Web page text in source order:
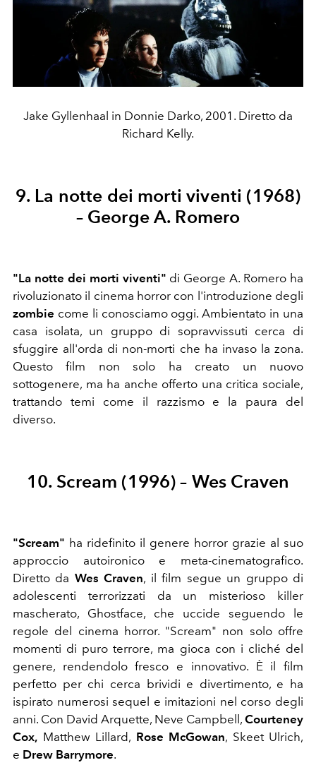
Jake Gyllenhaal in Donnie Darko, 2001. Diretto da
Richard Kelly.
9. La notte dei morti viventi (1968)
– George A. Romero
"La notte dei morti viventi" di George A. Romero ha
rivoluzionato il cinema horror con l'introduzione degli
zombie come li conosciamo oggi. Ambientato in una
casa isolata, un gruppo di sopravvissuti cerca di
sfuggire all'orda di non-morti che ha invaso la zona.
Questo film non solo ha creato un nuovo
sottogenere, ma ha anche offerto una critica sociale,
trattando temi come il razzismo e la paura del
diverso.
10. Scream (1996) – Wes Craven
"Scream" ha ridefinito il genere horror grazie al suo
approccio autoironico e meta-cinematografico.
Diretto da Wes Craven, il film segue un gruppo di
adolescenti terrorizzati da un misterioso killer
mascherato, Ghostface, che uccide seguendo le
regole del cinema horror. "Scream" non solo offre
momenti di puro terrore, ma gioca con i cliché del
genere, rendendolo fresco e innovativo. È il film
perfetto per chi cerca brividi e divertimento, e ha
ispirato numerosi sequel e imitazioni nel corso degli
anni. Con David Arquette, Neve Campbell , Courteney
Cox, Matthew Lillard, Rose McGowan, Skeet Ulrich,
e Drew Barrymore.